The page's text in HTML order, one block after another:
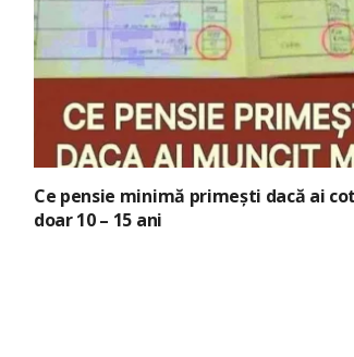
Ce pensie minimă primești dacă ai
doar 10 – 15 ani